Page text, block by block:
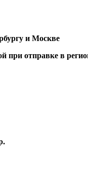
и Москве
при отправке в